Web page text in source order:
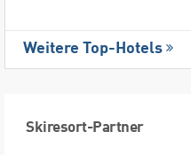
Weitere Top-Hotels
Skiresort-Partner